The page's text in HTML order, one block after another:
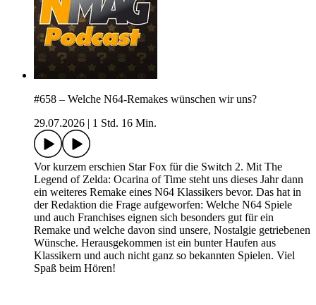
#658 – Welche N64-Remakes wünschen wir uns?
29.07.2026
1 Std. 16 Min.
Vor kurzem erschien Star Fox für die Switch 2. Mit The
Legend of Zelda: Ocarina of Time steht uns dieses Jahr dann
ein weiteres Remake eines N64 Klassikers bevor. Das hat in
der Redaktion die Frage aufgeworfen: Welche N64 Spiele
und auch Franchises eignen sich besonders gut für ein
Remake und welche davon sind unsere, Nostalgie getriebenen
Wünsche. Herausgekommen ist ein bunter Haufen aus
Klassikern und auch nicht ganz so bekannten Spielen. Viel
Spaß beim Hören!